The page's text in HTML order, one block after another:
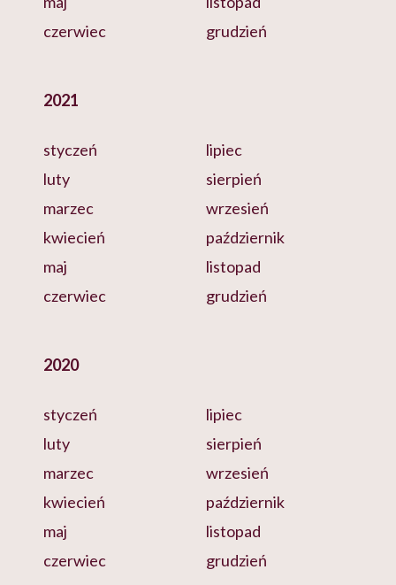
czerwiec
grudzień
2021
styczeń
luty
marzec
kwiecień
maj
czerwiec
lipiec
sierpień
wrzesień
październik
listopad
grudzień
2020
styczeń
luty
marzec
kwiecień
maj
czerwiec
lipiec
sierpień
wrzesień
październik
listopad
grudzień